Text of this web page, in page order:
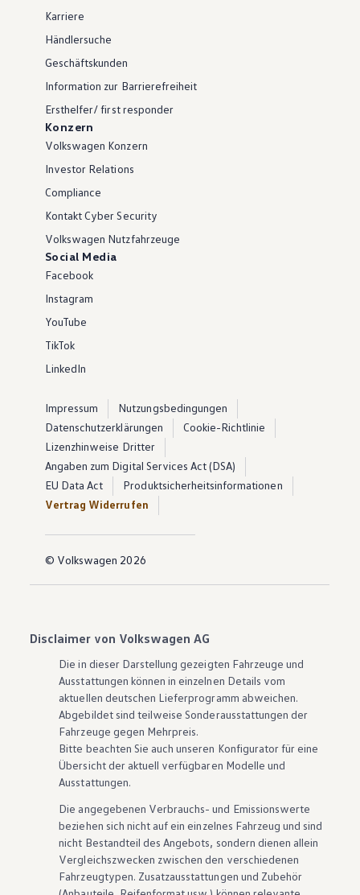
Karriere
Händlersuche
Geschäftskunden
Information zur Barrierefreiheit
Ersthelfer/ first responder
Konzern
Volkswagen Konzern
Investor Relations
Compliance
Kontakt Cyber Security
Volkswagen Nutzfahrzeuge
Social Media
Facebook
Instagram
YouTube
TikTok
LinkedIn
Impressum
Nutzungsbedingungen
Datenschutzerklärungen
Cookie-Richtlinie
Lizenzhinweise Dritter
Angaben zum Digital Services Act (DSA)
EU Data Act
Produktsicherheitsinformationen
Vertrag Widerrufen
© Volkswagen 2026
Disclaimer von Volkswagen AG
Die in dieser Darstellung gezeigten Fahrzeuge und
Ausstattungen können in einzelnen Details vom
aktuellen deutschen Lieferprogramm abweichen.
Abgebildet sind teilweise Sonderausstattungen der
Fahrzeuge gegen Mehrpreis.
Bitte beachten Sie auch unseren Konfigurator für eine
Übersicht der aktuell verfügbaren Modelle und
Ausstattungen.
Die angegebenen Verbrauchs- und Emissionswerte
beziehen sich nicht auf ein einzelnes Fahrzeug und sind
nicht Bestandteil des Angebots, sondern dienen allein
Vergleichszwecken zwischen den verschiedenen
Fahrzeugtypen. Zusatzausstattungen und Zubehör